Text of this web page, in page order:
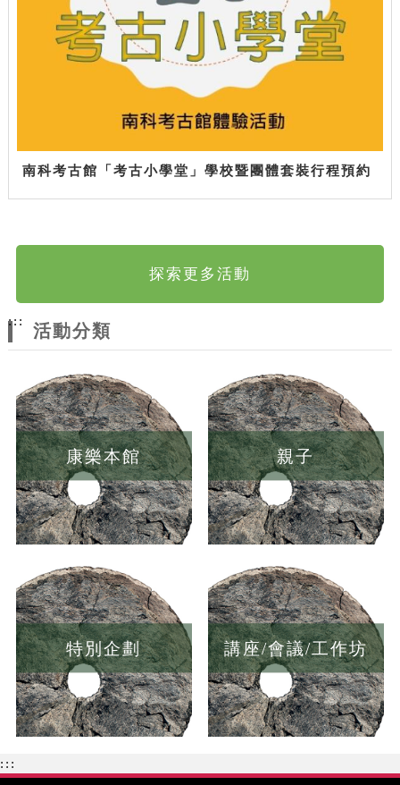
南科考古館「考古小學堂」學校暨團體套裝行程預約
探索更多活動
:::
活動分類
康樂本館 親子
特別企劃 講座/會議/工作坊
:::